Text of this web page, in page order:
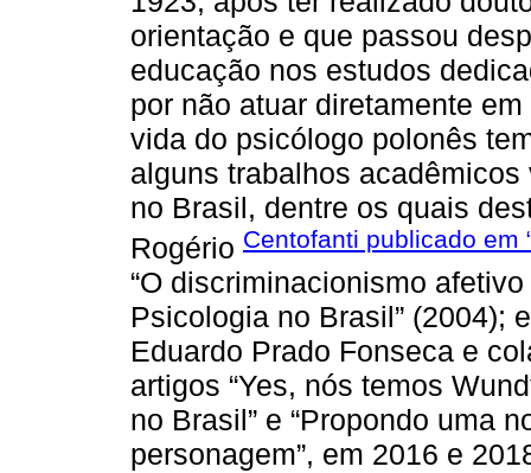
orientação e que passou
educação nos estudos
por não atuar diretamente
vida do psicólogo polonês
alguns trabalhos
no Brasil, dentre os quais
Rogério Centofanti publicado em
“O discriminacionismo
Psicologia no Brasil” (2004);
Eduardo Prado Fonseca e
artigos “Yes, nós temos
no Brasil” e “Propondo uma
personagem”, em 2016 e